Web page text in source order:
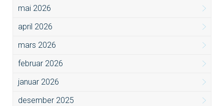
mai 2026
april 2026
mars 2026
februar 2026
januar 2026
desember 2025